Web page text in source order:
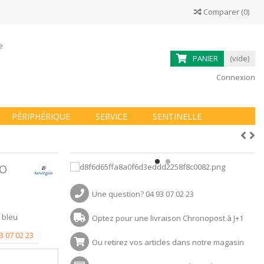
Comparer (0)
PANIER
(vide)
Connexion
PÉRIPHÉRIQUE SERVICE SENTINELLE
bleu
07 02 23
Une question? 04 93 07 02 23
Optez pour une livraison Chronopost à J+1
Ou retirez vos articles dans notre magasin